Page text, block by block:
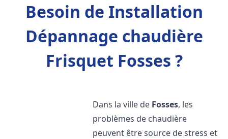
Besoin de Installation
Dépannage chaudière
Frisquet Fosses ?
Dans la ville de Fosses, les
problèmes de chaudière
peuvent être source de stress et